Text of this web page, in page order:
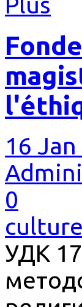
16
0
culture
УДК